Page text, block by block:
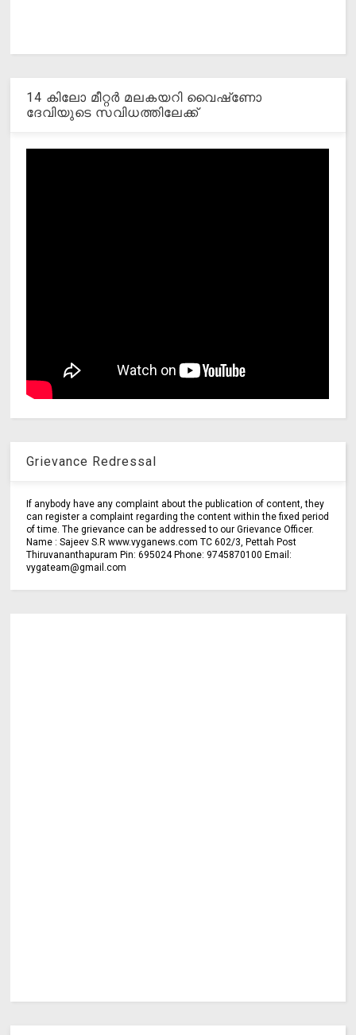
14 കിലോ മീറ്റര്‍ മലകയറി വൈഷ്‌ണോ
ദേവിയുടെ സവിധത്തിലേക്ക്
Grievance Redressal
If anybody have any complaint about the publication of content, they
can register a complaint regarding the content within the fixed period
of time. The grievance can be addressed to our Grievance Officer.
Name : Sajeev S.R www.vyganews.com TC 602/3, Pettah Post
Thiruvananthapuram Pin: 695024 Phone: 9745870100 Email:
vygateam@gmail.com